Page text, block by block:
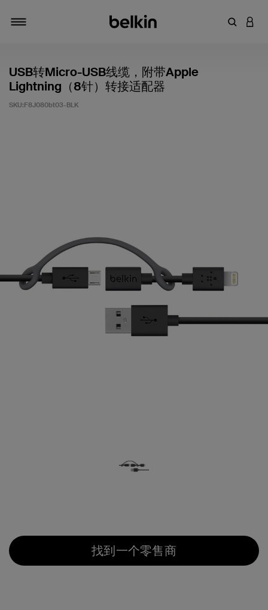
输入关键
登录
USB转Micro-USB线缆，附带Apple
Lightning（8针）转接适配器
SKU:F8J080bt03-BLK
找到一个零售商